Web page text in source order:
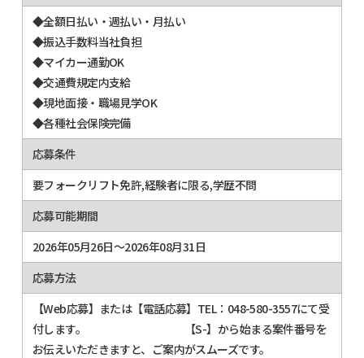
◆全額日払い・週払い・月払い
◆振込手数料当社負担
◆マイカー通勤OK
◆交通費規定内支給
◆現地面接・職場見学OK
◆各種社会保険完備
応募条件
要フォークリフト免許,経験者に限る,学歴不問
応募可能期間
2026年05月26日～2026年08月31日
応募方法
【Web応募】または【電話応募】TEL：048-580-3557にて受
付します。 【S-】から始まる案件番号を
お伝えいただきますと、ご案内がスムーズです。